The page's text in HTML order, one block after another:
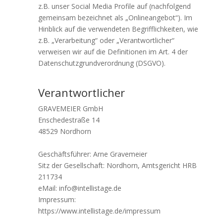
z.B. unser Social Media Profile auf (nachfolgend
gemeinsam bezeichnet als „Onlineangebot“). Im
Hinblick auf die verwendeten Begrifflichkeiten, wie
z.B. „Verarbeitung“ oder „Verantwortlicher“
verweisen wir auf die Definitionen im Art. 4 der
Datenschutzgrundverordnung (DSGVO).
Verantwortlicher
GRAVEMEIER GmbH
Enschedestraße 14
48529 Nordhorn
Geschäftsführer: Arne Gravemeier
Sitz der Gesellschaft: Nordhorn, Amtsgericht HRB
211734
eMail: info@intellistage.de
Impressum:
https://www.intellistage.de/impressum